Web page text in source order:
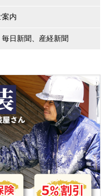
案内
⽇新聞、産経新聞